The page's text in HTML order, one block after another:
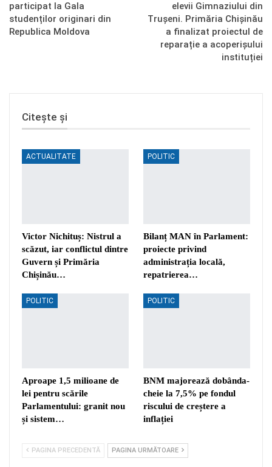
participat la Gala
studenților originari din
Republica Moldova
elevii Gimnaziului din
Trușeni. Primăria Chișinău
a finalizat proiectul de
reparație a acoperișului
instituției
Citește și
ACTUALITATE
Victor Nichituș: Nistrul a
scăzut, iar conflictul dintre
Guvern și Primăria
Chișinău…
POLITIC
Bilanț MAN în Parlament:
proiecte privind
administrația locală,
repatrierea…
POLITIC
Aproape 1,5 milioane de
lei pentru scările
Parlamentului: granit nou
și sistem…
POLITIC
BNM majorează dobânda-
cheie la 7,5% pe fondul
riscului de creștere a
inflației
PAGINA PRECEDENTĂ PAGINA URMĂTOARE